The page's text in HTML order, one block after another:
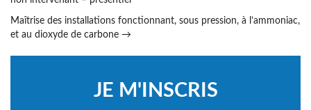
Maîtrise des installations fonctionnant, sous pression, à l’ammoniac,
et au dioxyde de carbone →